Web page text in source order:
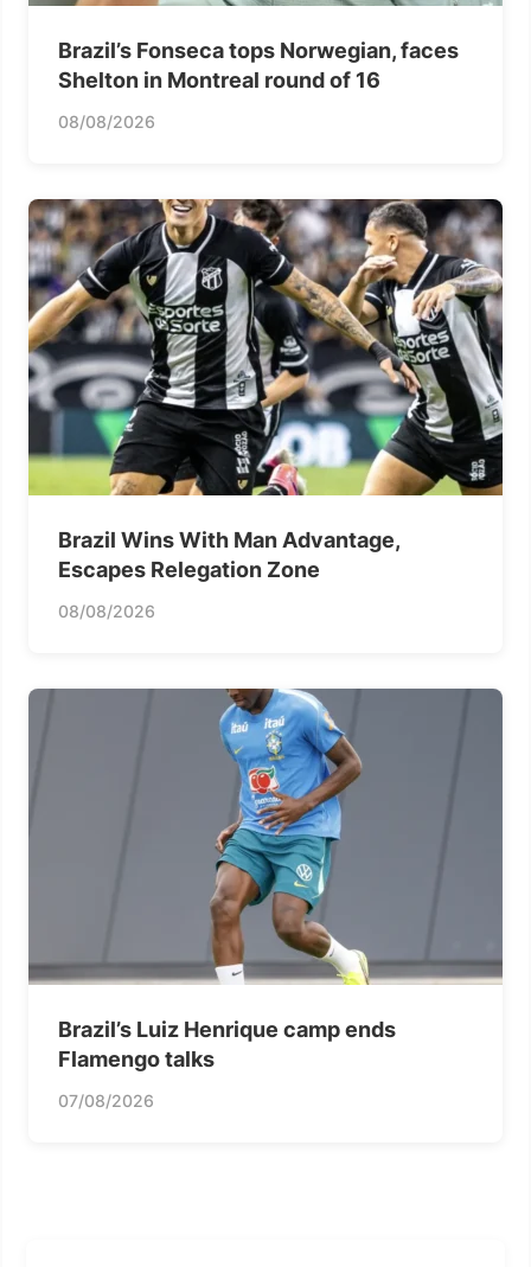
Brazil’s Fonseca tops Norwegian, faces
Shelton in Montreal round of 16
08/08/2026
Brazil Wins With Man Advantage,
Escapes Relegation Zone
08/08/2026
Brazil’s Luiz Henrique camp ends
Flamengo talks
07/08/2026